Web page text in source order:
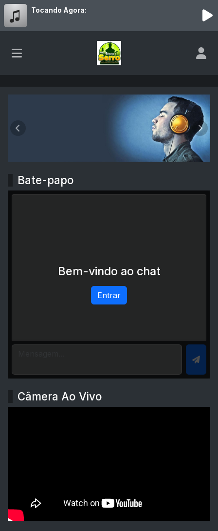
Tocando Agora:
Rádio Estação Serro
Anterior
Bate-papo
Bem-vindo ao chat
Entrar
Câmera Ao Vivo